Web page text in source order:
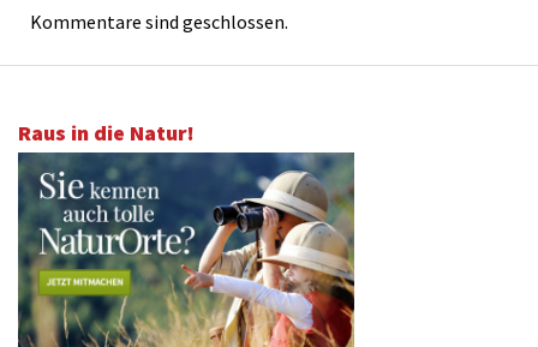
Kommentare sind geschlossen.
Raus in die Natur!